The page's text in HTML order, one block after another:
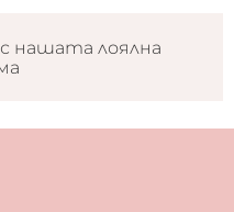
нашата лоялна